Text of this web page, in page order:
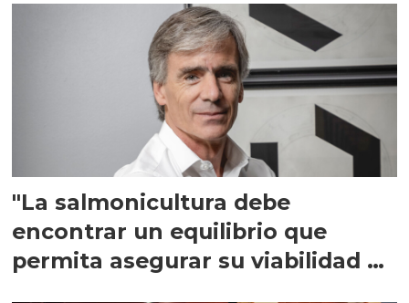
"La salmonicultura debe
encontrar un equilibrio que
permita asegurar su viabilidad de